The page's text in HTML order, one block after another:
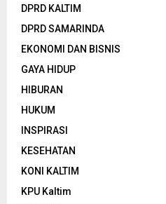
DPRD KALTIM
DPRD SAMARINDA
EKONOMI DAN BISNIS
GAYA HIDUP
HIBURAN
HUKUM
INSPIRASI
KESEHATAN
KONI KALTIM
KPU Kaltim